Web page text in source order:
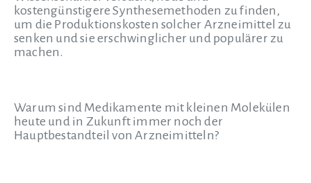
kostengünstigere Synthesemethoden zu finden,
um die Produktionskosten solcher Arzneimittel zu
senken und sie erschwinglicher und populärer zu
machen.
Warum sind Medikamente mit kleinen Molekülen
heute und in Zukunft immer noch der
Hauptbestandteil von Arzneimitteln?